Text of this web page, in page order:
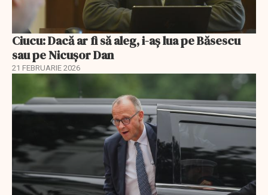
Ciucu: Dacă ar fi să aleg, i-aș lua pe Băsescu
sau pe Nicușor Dan
21 FEBRUARIE 2026